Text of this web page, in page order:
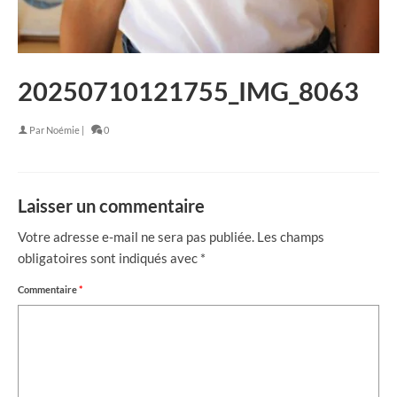
20250710121755_IMG_8063
Par Noémie | 0
Laisser un commentaire
Votre adresse e-mail ne sera pas publiée. Les champs
obligatoires sont indiqués avec *
Commentaire*